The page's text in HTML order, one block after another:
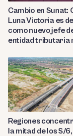
Cambio en Sunat:
Luna Victoria es
como nuevo jefe
entidad tributaria
Regiones
la mitad de los S/